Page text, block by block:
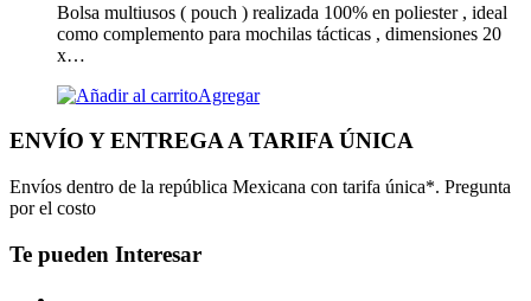
Bolsa multiusos ( pouch ) realizada 100% en poliester , ideal
como complemento para mochilas tácticas , dimensiones 20
x…
Agregar
ENVÍO Y ENTREGA A TARIFA ÚNICA
Envíos dentro de la república Mexicana con tarifa única*. Pregunta
por el costo
Te pueden Interesar